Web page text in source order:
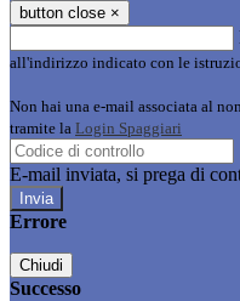
button close ×
all'indirizzo indicato con le
Non hai una e-mail associata al
tramite la Login Spaggiari
E-mail inviata, si prega di
Errore
Chiudi
Successo